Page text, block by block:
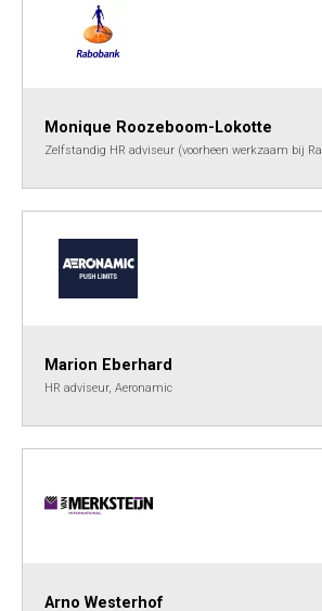
Monique Roozeboom-Lokotte
Zelfstandig HR adviseur (voorheen werkzaam bij
Marion Eberhard
HR adviseur, Aeronamic
Arno Westerhof